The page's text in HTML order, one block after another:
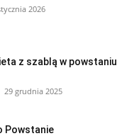
2026
z szablą w powstaniu
29 grudnia 2025
Powstanie